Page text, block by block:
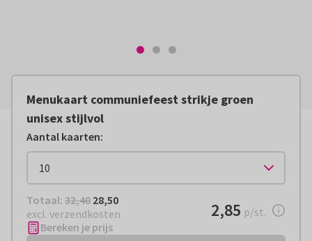
Menukaart communiefeest strikje groen
unisex stijlvol
Aantal kaarten:
Totaal: € 28,50
Totaal: 32,40 28,50
excl. verzendkosten
€ 2,85 per stuk
2,85 p/st.
Bereken je prijs